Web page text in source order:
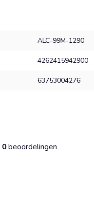
ALC-99M-1290
4262415942900
63753004276
0beoordelingen